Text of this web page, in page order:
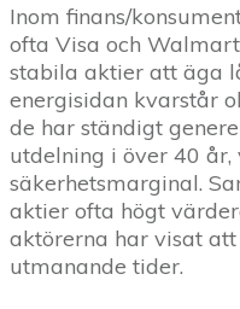
Inom finans/​
ofta Visa och
stabila aktier att äga
energisidan kvarstår
de har ständigt
utdelning i över 40
säkerhetsmarginal.
aktier ofta högt
aktörerna har visat
utmanande tider.